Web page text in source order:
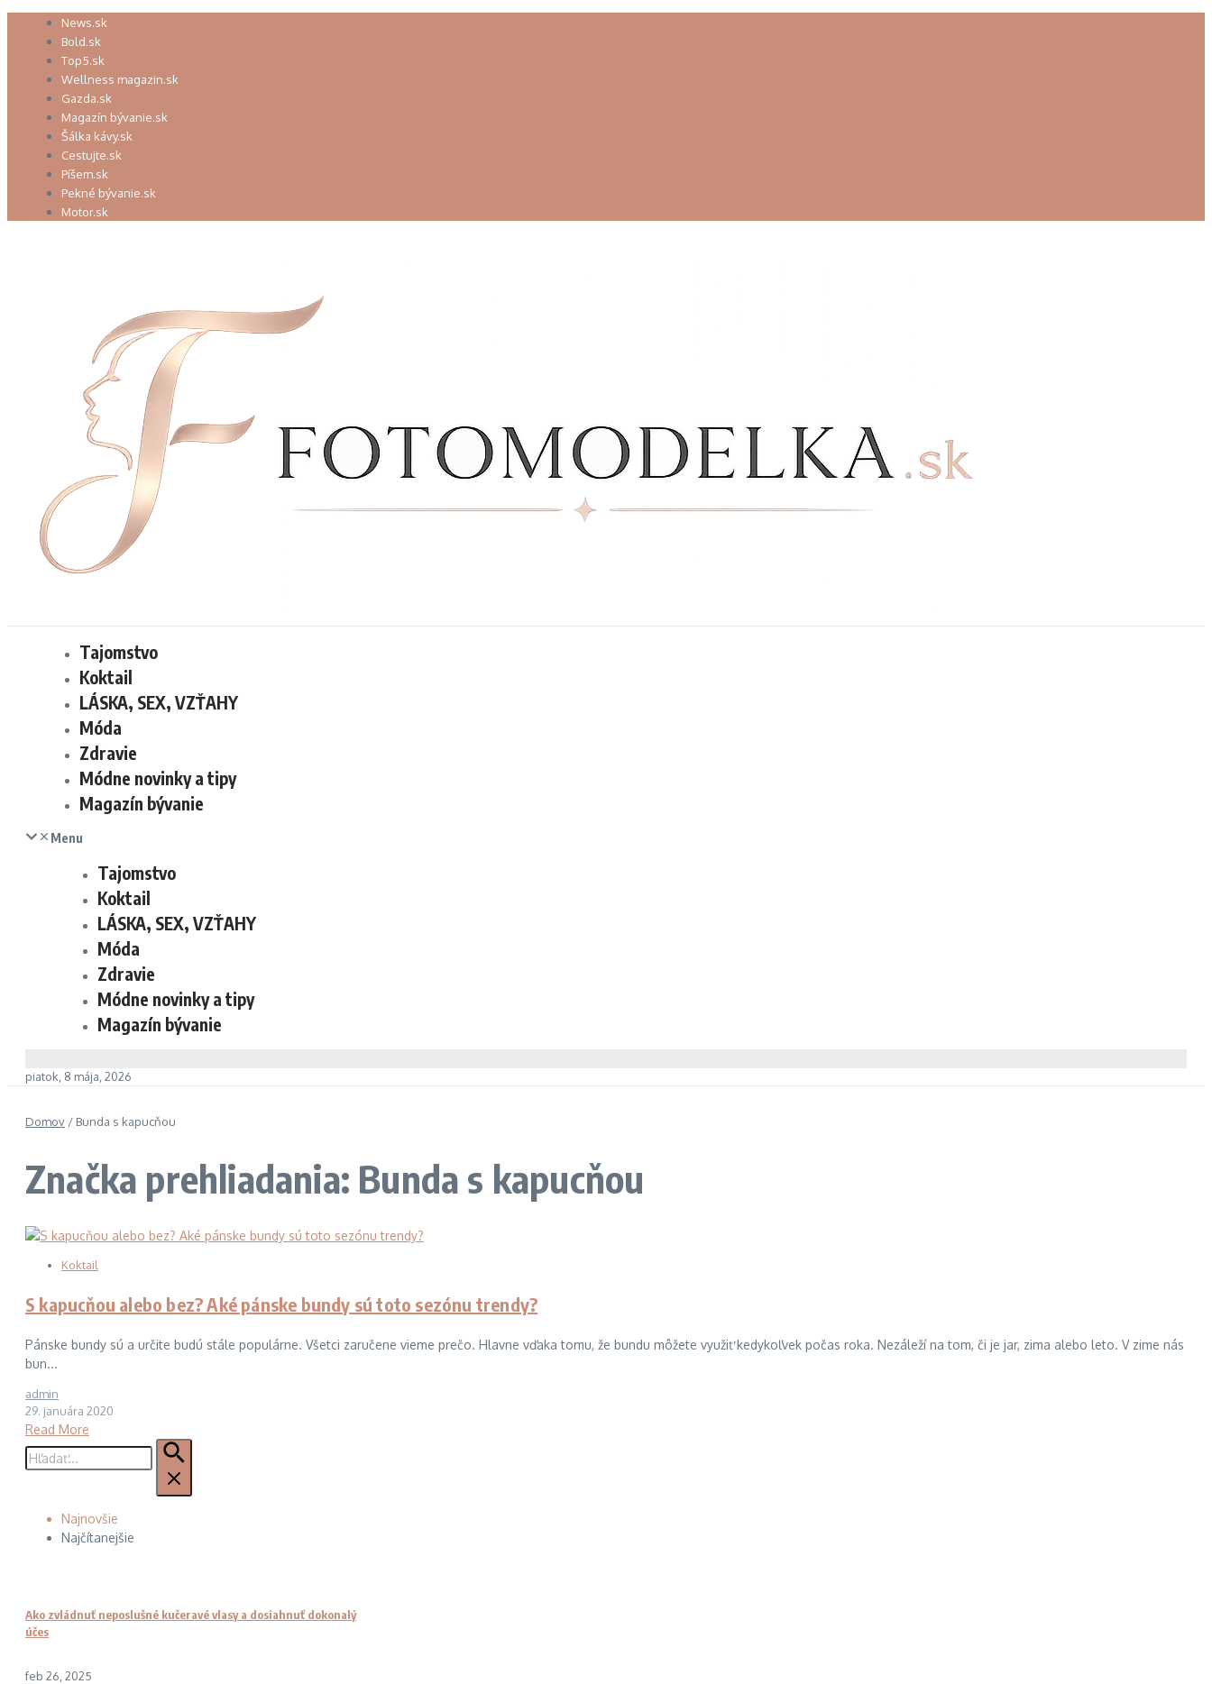
Preskočiť
News.sk
Bold.sk
Top5.sk
Wellness magazin.sk
Gazda.sk
Magazín bývanie.sk
Šálka kávy.sk
Cestujte.sk
Píšem.sk
Pekné bývanie.sk
Motor.sk
Tajomstvo
Koktail
LÁSKA, SEX, VZŤAHY
Móda
Zdravie
Módne novinky a tipy
Magazín bývanie
Menu
Tajomstvo
Koktail
LÁSKA, SEX, VZŤAHY
Móda
Zdravie
Módne novinky a tipy
Magazín bývanie
piatok, 8 mája, 2026
Domov / Bunda s kapucňou
Značka prehliadania: Bunda s kapucňou
Koktail
S kapucňou alebo bez? Aké pánske bundy sú toto sezónu trendy?
Pánske bundy sú a určite budú stále populárne. Všetci zaručene vieme prečo. Hlavne vďaka tomu, že bundu môžete využiť kedykoľvek počas roka. Nezáleží na tom, či je jar, zima alebo leto. V zime nás
bun...
admin
29. januára 2020
Read More
Hľadať:
Najnovšie
Najčítanejšie
Ako zvládnuť neposlušné kučeravé vlasy a dosiahnuť dokonalý
účes
feb 26, 2025